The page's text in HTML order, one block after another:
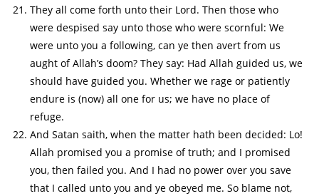
They all come forth unto their Lord. Then those who
were despised say unto those who were scornful: We
were unto you a following, can ye then avert from us
aught of Allah’s doom? They say: Had Allah guided us, we
should have guided you. Whether we rage or patiently
endure is (now) all one for us; we have no place of
refuge.
And Satan saith, when the matter hath been decided: Lo!
Allah promised you a promise of truth; and I promised
you, then failed you. And I had no power over you save
that I called unto you and ye obeyed me. So blame not,